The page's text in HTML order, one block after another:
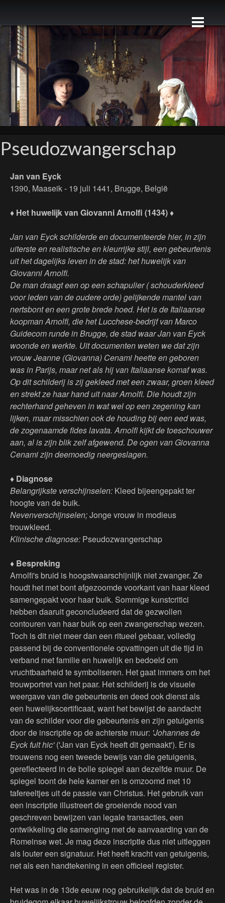
Pseudozwangerschap
Jan van Eyck
1390, Maaseik - 19 juli 1441, Brugge, België
♦ Het huwelijk van Giovanni Arnolfi (1434) ♦
Jan van Eyck schilderde en documenteerde hier, in zijn
uiterste en realistische en kleurrijke stijl, een gebeurtenis
uit het dagelijks leven in de stad: het huwelijk van
Giovanni Arnolfi.
De man draagt een op een schapulier ( schouderkleed
voor leden van de oudere orde) gelijkende mantel van
nertsbont en een grote brede hoed. Het is de Italiaanse
koopman Arnolfi, die het Lucchese-bedrijf van Marco
Guidecom runde in Brugge, de stad waar Jan van Eyck
woonde en werkte. Uit documenten weten we dat zijn
vrouw Jeanne (Giovanna) Cenami heette en geboren
was in Parijs, maar net als hij van Italiaanse komaf was.
Op dit schilderij is zij gekleed met een zwaar, groen kleed
en strekt ze haar hand uit naar Arnolfi. Die houdt zijn
rechterhand geheven in wat wel op een zegening kan
lijken, maar misschien ook de houding bij een eed was,
de zogenaamde fides lavata. Arnolfi kijkt de toeschouwer
aan, al is zijn blik zelf afgewend. De ogen van Giovanna
Cenami zijn deemoedig neergeslagen.
♦ Diagnose
Belangrijkste verschijnselen: Kleed bijeengepakt ter
hoogte van de buik.
Nevenverschijnselen;Jonge vrouw in modieus
trouwkleed.
Klinische diagnose: Pseudozwangerschap
♦ Bespreking
Arnolfi's bruid is hoogstwaarschijnlijk niet zwanger. Ze
houdt het met bont afgezoomde voorkant van haar kleed
samengepakt voor haar buik. Sommige kunstcritici
hebben daaruit geconcludeerd dat de gezwollen
contouren van haar buik op een zwangerschap wezen.
Toch is dit niet meer dan een ritueel gebaar, volledig
passend bij de conventionele opvattingen uit die tijd in
verband met familie en huwelijk en bedoeld om
vruchtbaarheid te symboliseren. Het gaat immers om het
trouwportret van het paar. Het schilderij is de visuele
weergave van die gebeurtenis en deed ook dienst als
een huwelijkscertificaat, want het bewijst de aandacht
van de schilder voor die gebeurtenis en zijn getuigenis
door de inscriptie op de achterste muur: 'Johannes de
Eyck fuit hic'('Jan van Eyck heeft dit gemaakt'). Er is
trouwens nog een tweede bewijs van die getuigenis,
gereflecteerd in de bolle spiegel aan dezelfde muur. De
spiegel toont de hele kamer en is omzoomd met 10
tafereeltjes uit de passie van Christus. Het gebruik van
een inscriptie illustreert de groeiende nood van
geschreven bewijzen van legale transacties, een
ontwikkeling die samenging met de aanvaarding van de
Romeinse wet. Je mag deze inscriptie dus niet uitleggen
als louter een signatuur. Het heeft kracht van getuigenis,
net als een handtekening in een officieel register.
Het was in de 13de eeuw nog gebruikelijk dat de bruid en